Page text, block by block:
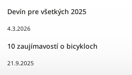
Devín pre všetkých 2025
4.3.2026
10 zaujímavostí o bicykloch
21.9.2025